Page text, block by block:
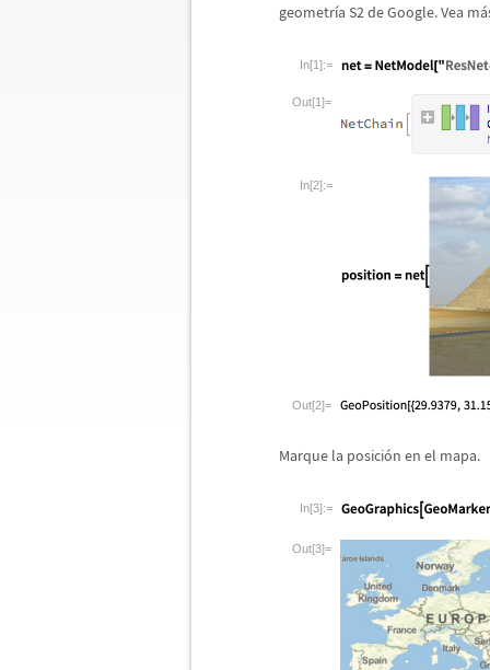
geometría S2 de Google. Vea má
In[1]:=
Out[1]=
In[2]:=
Out[2]=
Marque la posición en el mapa.
In[3]:=
Out[3]=